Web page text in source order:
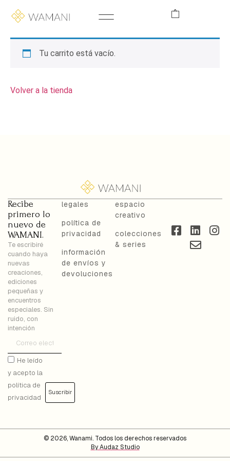
Tu carrito está vacío.
Volver a la tienda
Recibe
primero lo
nuevo de
WAMANI.
Te escribiré
cuando haya
nuevas
creaciones,
ediciones
pequeñas y
encuentros
especiales. Sin
ruido, con
intención
He leído
y acepto la
política de
privacidad
Suscribir
legales
política de
privacidad
información
de envíos y
devoluciones
espacio
creativo
colecciones
& series
© 2026, Wanami. Todos los derechos reservados
By Audaz Studio